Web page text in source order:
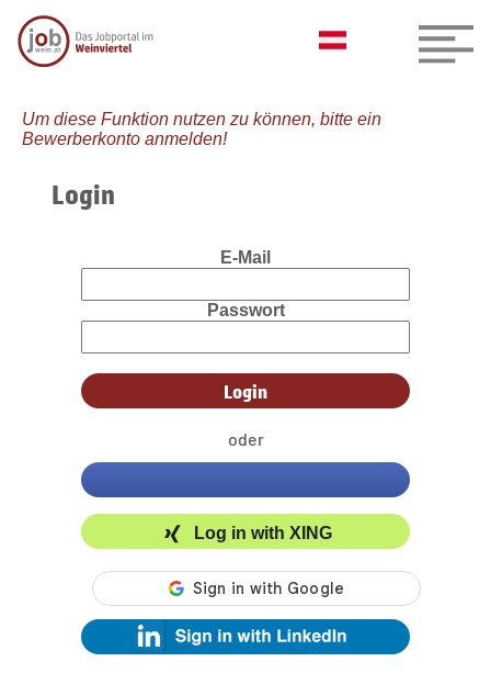
Um diese Funktion nutzen zu können, bitte ein
Bewerberkonto anmelden!
Login
E-Mail
Passwort
oder
Log in with XING